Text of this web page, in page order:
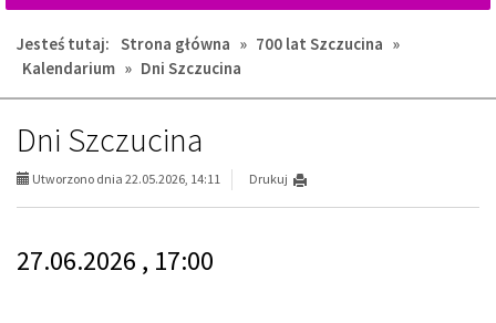
Jesteś tutaj: Strona główna » 700 lat Szczucina »
Kalendarium » Dni Szczucina
Dni Szczucina
Utworzono dnia 22.05.2026, 14:11 Drukuj
27.06.2026 , 17:00